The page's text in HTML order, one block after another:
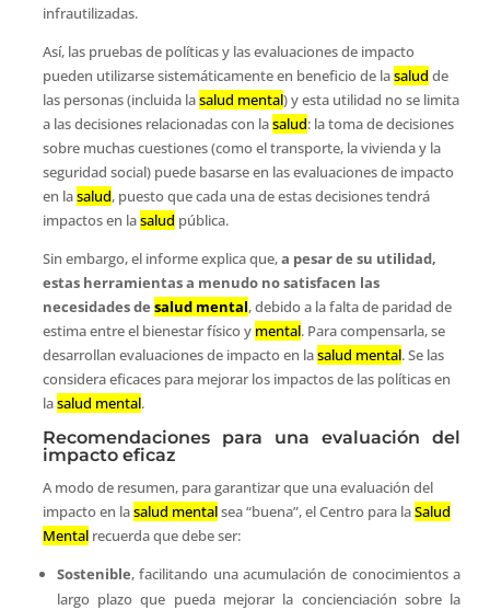
infrautilizadas.
Así, las pruebas de políticas y las evaluaciones de impacto
pueden utilizarse sistemáticamente en beneficio de lasalud de
las personas (incluida lasalud mental) y esta utilidad no se limita
a las decisiones relacionadas con lasalud: la toma de decisiones
sobre muchas cuestiones (como el transporte, la vivienda y la
seguridad social) puede basarse en las evaluaciones de impacto
en lasalud, puesto que cada una de estas decisiones tendrá
impactos en lasalud pública.
Sin embargo, el informe explica que,a pesar de su utilidad,
estas herramientas a menudo no satisfacen las
necesidades de salud mental, debido a la falta de paridad de
estima entre el bienestar físico y mental. Para compensarla, se
desarrollan evaluaciones de impacto en lasalud mental. Se las
considera eficaces para mejorar los impactos de las políticas en
lasalud mental.
Recomendaciones para una evaluación del
impacto eficaz
A modo de resumen, para garantizar que una evaluación del
impacto en lasalud mentalsea “buena”, el Centro para laSalud
Mentalrecuerda que debe ser:
Sostenible, facilitando una acumulación de conocimientos a
largo plazo que pueda mejorar la concienciación sobre la